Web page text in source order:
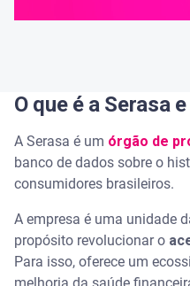
Serasa
A Serasa é do governo?
Serasa e SPC Brasil
A Serasa é segura?
O que é a Serasa
A Serasa é um órgão de
banco de dados sobre o
consumidores brasileiros.
A empresa é uma unidade
propósito revolucionar o
Para isso, oferece um